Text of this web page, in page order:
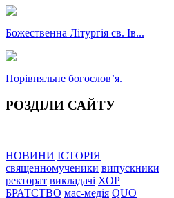
Божественна Літургія св. Ів...
Порівняльне богословʼя.
РОЗДІЛИ САЙТУ
НОВИНИ ІСТОРІЯ
священномученики випускники
ректорат викладачі ХОР
БРАТСТВО мас-медія QUO